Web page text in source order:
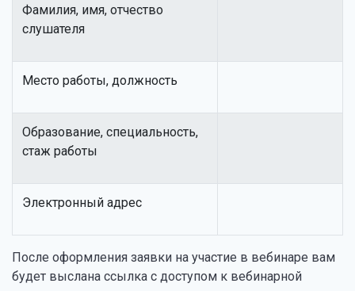
Фамилия, имя, отчество
слушателя
Место работы, должность
Образование, специальность,
стаж работы
Электронный адрес
После оформления заявки на участие в вебинаре вам
будет выслана ссылка с доступом к вебинарной